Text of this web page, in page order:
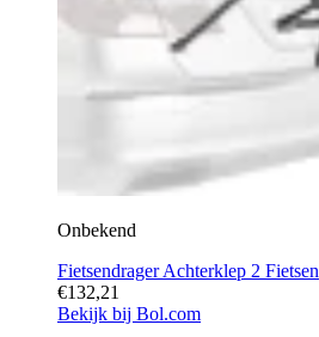
Onbekend
Fietsendrager Achterklep 2 Fietsen
€132,21
Bekijk bij Bol.com